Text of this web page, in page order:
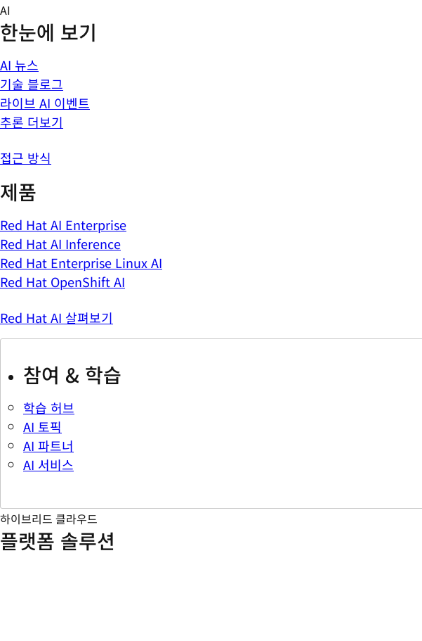
Skip
to
content
AI
한눈에 보기
AI 뉴스
기술 블로그
라이브 AI 이벤트
추론 더보기
접근 방식
제품
Red Hat AI Enterprise
Red Hat AI Inference
Red Hat Enterprise Linux AI
Red Hat OpenShift AI
Red Hat AI 살펴보기
참여 & 학습
학습 허브
AI 토픽
AI 파트너
AI 서비스
하이브리드 클라우드
플랫폼 솔루션